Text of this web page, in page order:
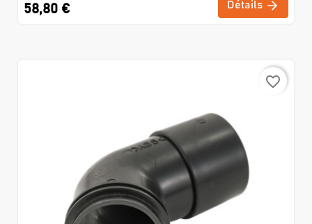
58,80 € Détails
favorite_border